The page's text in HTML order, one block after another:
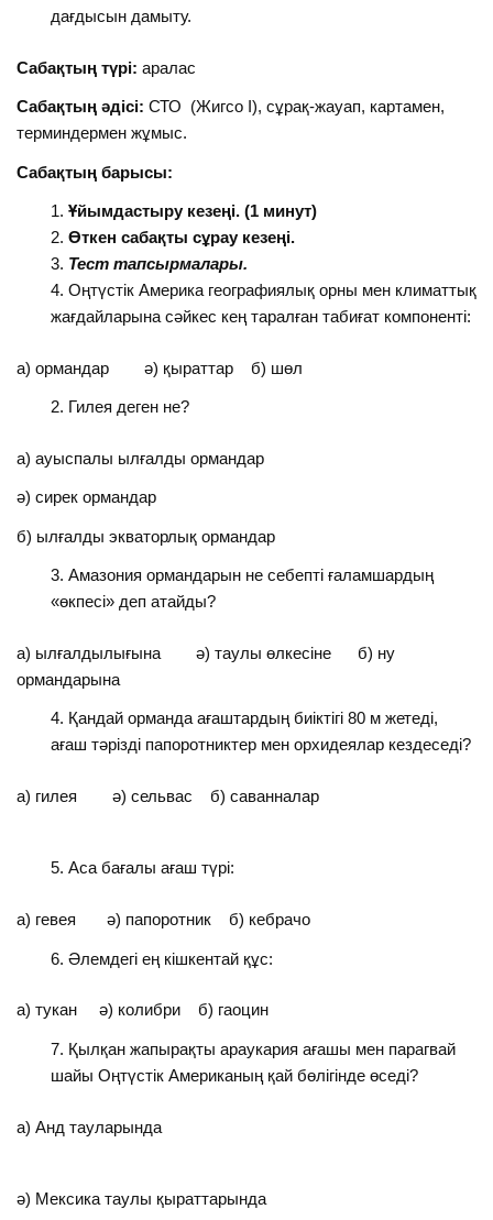
дағдысын дамыту.
Сабақтың түрі: аралас
Сабақтың әдісі: СТО (Жигсо І), сұрақ-жауап, картамен,
терминдермен жұмыс.
Сабақтың барысы:
Ұйымдастыру кезеңі. (1 минут)
Өткен сабақты сұрау кезеңі.
Тест тапсырмалары.
Оңтүстік Америка географиялық орны мен климаттық
жағдайларына сәйкес кең таралған табиғат компоненті:
а) ормандар ә) қыраттар б) шөл
Гилея деген не?
а) ауыспалы ылғалды ормандар
ә) сирек ормандар
б) ылғалды экваторлық ормандар
Амазония ормандарын не себепті ғаламшардың
«өкпесі» деп атайды?
а) ылғалдылығына ә) таулы өлкесіне б) ну
ормандарына
Қандай орманда ағаштардың биіктігі 80 м жетеді,
ағаш тәрізді папоротниктер мен орхидеялар кездеседі?
а) гилея ә) сельвас б) саванналар
Аса бағалы ағаш түрі:
а) гевея ә) папоротник б) кебрачо
Әлемдегі ең кішкентай құс:
а) тукан ә) колибри б) гаоцин
Қылқан жапырақты араукария ағашы мен парагвай
шайы Оңтүстік Американың қай бөлігінде өседі?
а) Анд тауларында
ә) Мексика таулы қыраттарында